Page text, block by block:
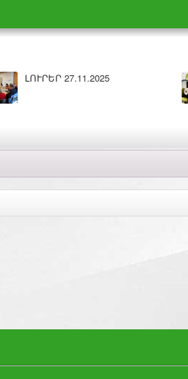
Բարի լույս 27.11.2025